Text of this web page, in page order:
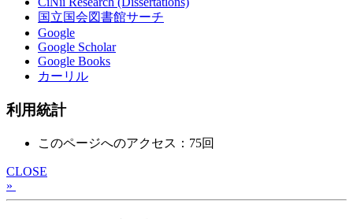
国立国会図書館サーチ
Google
Google Scholar
Google Books
カーリル
利用統計
このページへのアクセス：75回
CLOSE
»